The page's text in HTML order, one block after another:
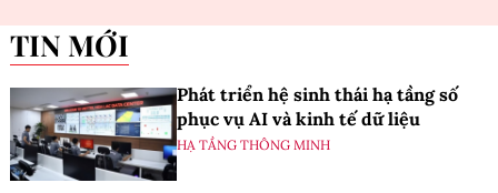
TIN MỚI
Phát triển hệ sinh thái hạ tầng số
phục vụ AI và kinh tế dữ liệu
HẠ TẦNG THÔNG MINH